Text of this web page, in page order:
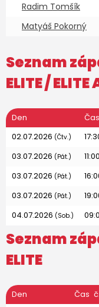
Radim Tomšík
Matyáš Pokorný
Seznam
ELITE/ ELITE
Den Čas
02.07.2026 (Čtv.)
03.07.2026 (Pát.) 11:00
03.07.2026 (Pát.)
03.07.2026 (Pát.)
04.07.2026 (Sob.)
Seznam
ELITE
Den Čas č.